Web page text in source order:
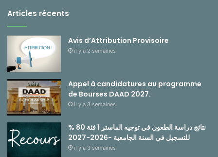
Articles récents
Avis d’Attribution Provisoire
il y a 2 semaines
Appel à candidatures au programme
de Bourses DAAD 2027.
il y a 3 semaines
نتائج دراسة الطعون في توجيه الماستر 1 فئة 80 %
للتسجيل في السنة الجامعية -2026-2027
il y a 3 semaines